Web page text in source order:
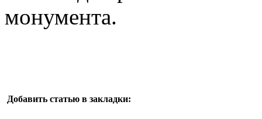
монумента.
Добавить статью в закладки: